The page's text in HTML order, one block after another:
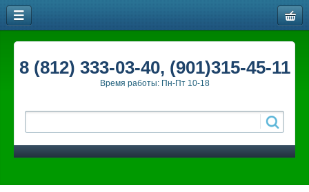
8 (812) 333-03-40, (901)315-45-11
Время работы: Пн-Пт 10-18